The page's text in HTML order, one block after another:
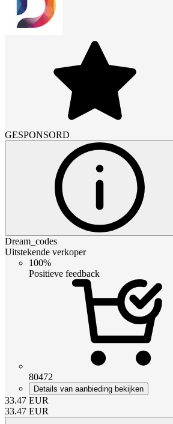
GESPONSORD
Dream_codes
Uitstekende verkoper
100%
Positieve feedback
80472
Details van aanbieding bekijken
33.47 EUR
33.47 EUR